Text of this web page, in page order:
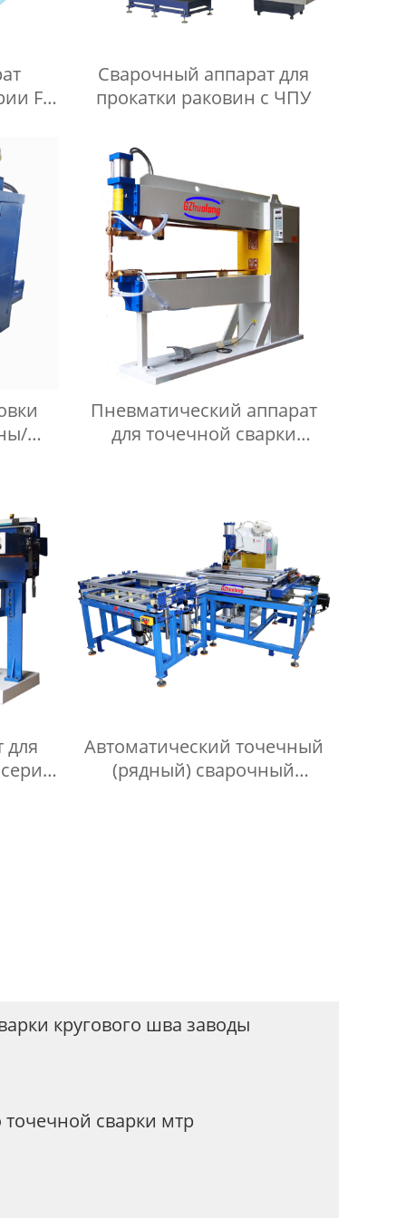
FN
Сварочный аппарат для
прокатки раковин с ЧПУ
Пневматический аппарат
для точечной сварки
для
Автоматический точечный
(рядный) сварочный
кругового шва заводы
сварки мтр